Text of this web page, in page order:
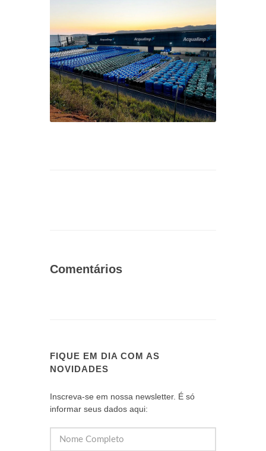
Comentários
FIQUE EM DIA COM AS
NOVIDADES
Inscreva-se em nossa newsletter. É só
informar seus dados aqui: